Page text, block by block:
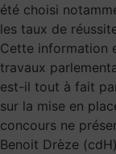
été choisi
les taux de
Cette information
travaux
est-il tout à fait
sur la mise en
concours ne
Benoit Drèze